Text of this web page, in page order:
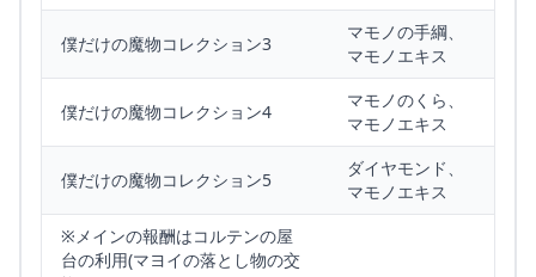
僕だけの魔物コレクション3
マモノの手綱、
マモノエキス
僕だけの魔物コレクション4
マモノのくら、
マモノエキス
僕だけの魔物コレクション5
ダイヤモンド、
マモノエキス
※メインの報酬はコルテンの屋
台の利用(マヨイの落とし物の交